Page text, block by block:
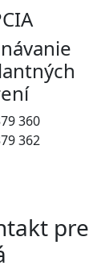
360
362
pre